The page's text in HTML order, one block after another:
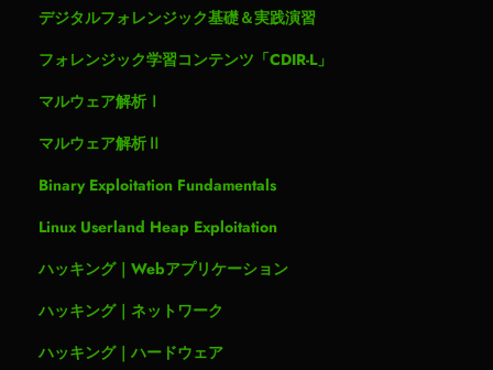
デジタルフォレンジック基礎＆実践演習
フォレンジック学習コンテンツ「CDIR-L」
マルウェア解析Ⅰ
マルウェア解析Ⅱ
Binary Exploitation Fundamentals
Linux Userland Heap Exploitation
ハッキング｜Webアプリケーション
ハッキング｜ネットワーク
ハッキング｜ハードウェア